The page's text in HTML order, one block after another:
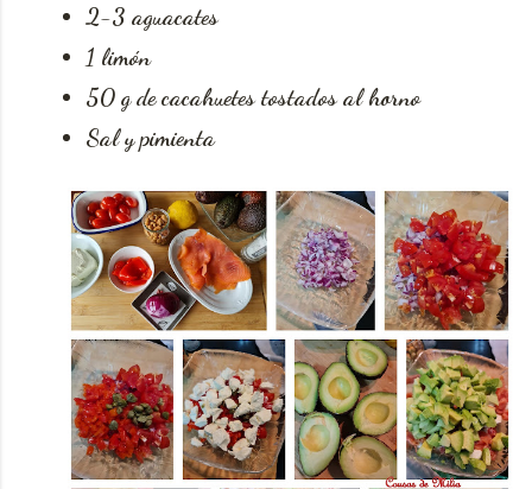
2-3 aguacates
1 limón
50 g de cacahuetes tostados al horno
Sal y pimienta